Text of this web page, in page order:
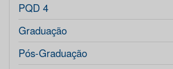
PQD 4
Graduação
Pós-Graduação